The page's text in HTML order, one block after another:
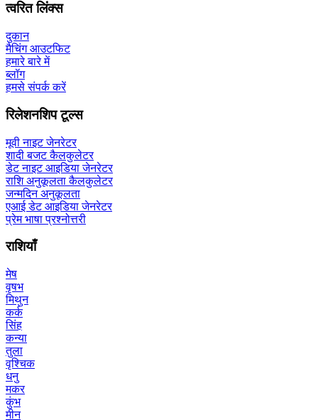
त्वरित लिंक्स
दुकान
मैचिंग आउटफिट
हमारे बारे में
ब्लॉग
हमसे संपर्क करें
रिलेशनशिप टूल्स
मूवी नाइट जेनरेटर
शादी बजट कैलकुलेटर
डेट नाइट आइडिया जेनरेटर
राशि अनुकूलता कैलकुलेटर
जन्मदिन अनुकूलता
एआई डेट आइडिया जेनरेटर
प्रेम भाषा प्रश्नोत्तरी
राशियाँ
मेष
वृषभ
मिथुन
कर्क
सिंह
कन्या
तुला
वृश्चिक
धनु
मकर
कुंभ
मीन